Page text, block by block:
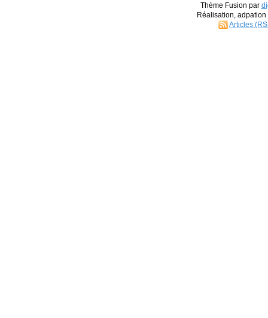
Thème Fusion par
Réalisation,
Articles